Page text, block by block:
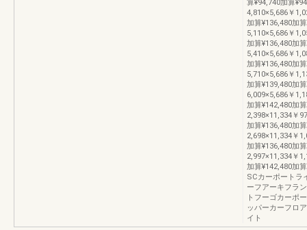
算¥94,740加算
4,810×5,686￥
加算¥136,480加
5,110×5,686￥
加算¥136,480加
5,410×5,686￥
加算¥136,480加
5,710×5,686￥
加算¥139,480加
6,009×5,686￥
加算¥142,480加
2,398×11,334￥
加算¥136,480加
2,698×11,334￥
加算¥136,480加
2,997×11,334￥
加算¥142,480加
SCカーポートラ
ーフアーキフラ
トフーゴカーポ
ッパーカーフロ
イト